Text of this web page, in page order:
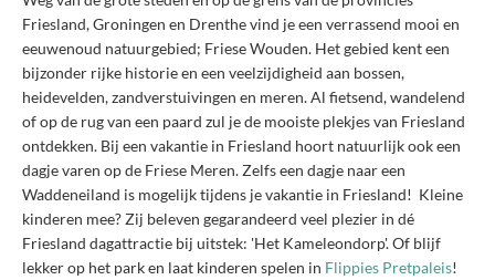
Friesland, Groningen en Drenthe vind je een verrassend mooi en
eeuwenoud natuurgebied; Friese Wouden. Het gebied kent een
bijzonder rijke historie en een veelzijdigheid aan bossen,
heidevelden, zandverstuivingen en meren. Al fietsend, wandelend
of op de rug van een paard zul je de mooiste plekjes van Friesland
ontdekken. Bij een vakantie in Friesland hoort natuurlijk ook een
dagje varen op de Friese Meren. Zelfs een dagje naar een
Waddeneiland is mogelijk tijdens je vakantie in Friesland! Kleine
kinderen mee? Zij beleven gegarandeerd veel plezier in dé
Friesland dagattractie bij uitstek: 'Het Kameleondorp'. Of blijf
lekker op het park en laat kinderen spelen in Flippies Pretpaleis!